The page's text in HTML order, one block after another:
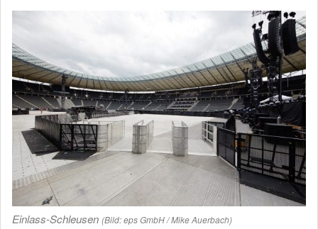
Einlass-Schleusen (Bild: eps GmbH / Mike Auerbach)